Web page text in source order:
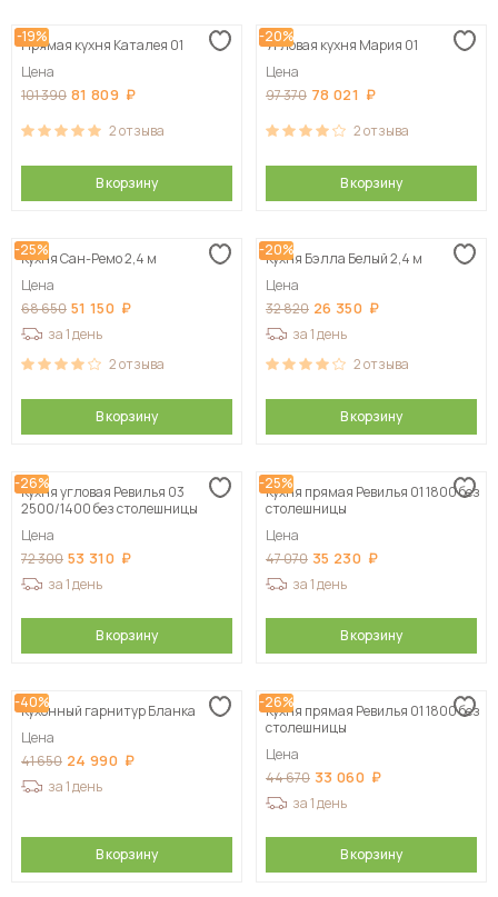
-19%
Прямая кухня Каталея 01
Цена
101 390 81 809
2отзыва
В корзину
-20%
Угловая кухня Мария 01
Цена
97 370 78 021
2отзыва
В корзину
-25%
Кухня Сан-Ремо 2,4 м
Цена
68 650 51 150
за 1 день
2отзыва
В корзину
-20%
Кухня Бэлла Белый 2,4 м
Цена
32 820 26 350
за 1 день
2отзыва
В корзину
-26%
Кухня угловая Ревилья 03
2500/1400 без столешницы
Цена
72 300 53 310
за 1 день
В корзину
-25%
Кухня прямая Ревилья 01 1800 без
столешницы
Цена
47 070 35 230
за 1 день
В корзину
-40%
Кухонный гарнитур Бланка
Цена
41 650 24 990
за 1 день
В корзину
-26%
Кухня прямая Ревилья 01 1800 без
столешницы
Цена
44 670 33 060
за 1 день
В корзину